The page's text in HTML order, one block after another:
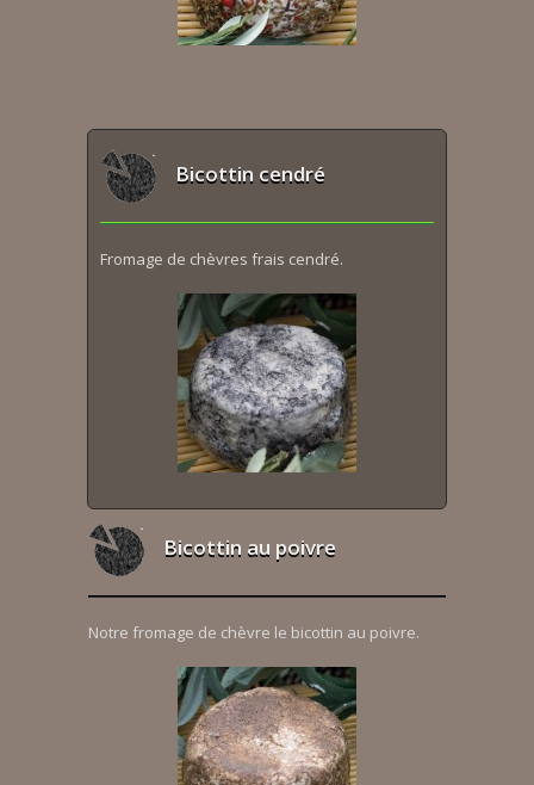
Bicottin cendré
Fromage de chèvres frais cendré.
Bicottin au poivre
Notre fromage de chèvre le bicottin au poivre.